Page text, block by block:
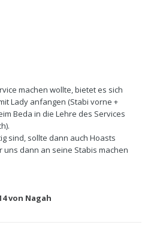
machen wollte, bietet es sich
Lady anfangen (Stabi vorne +
Beda in die Lehre des Services
sind, sollte dann auch Hoasts
uns dann an seine Stabis machen
von Nagah